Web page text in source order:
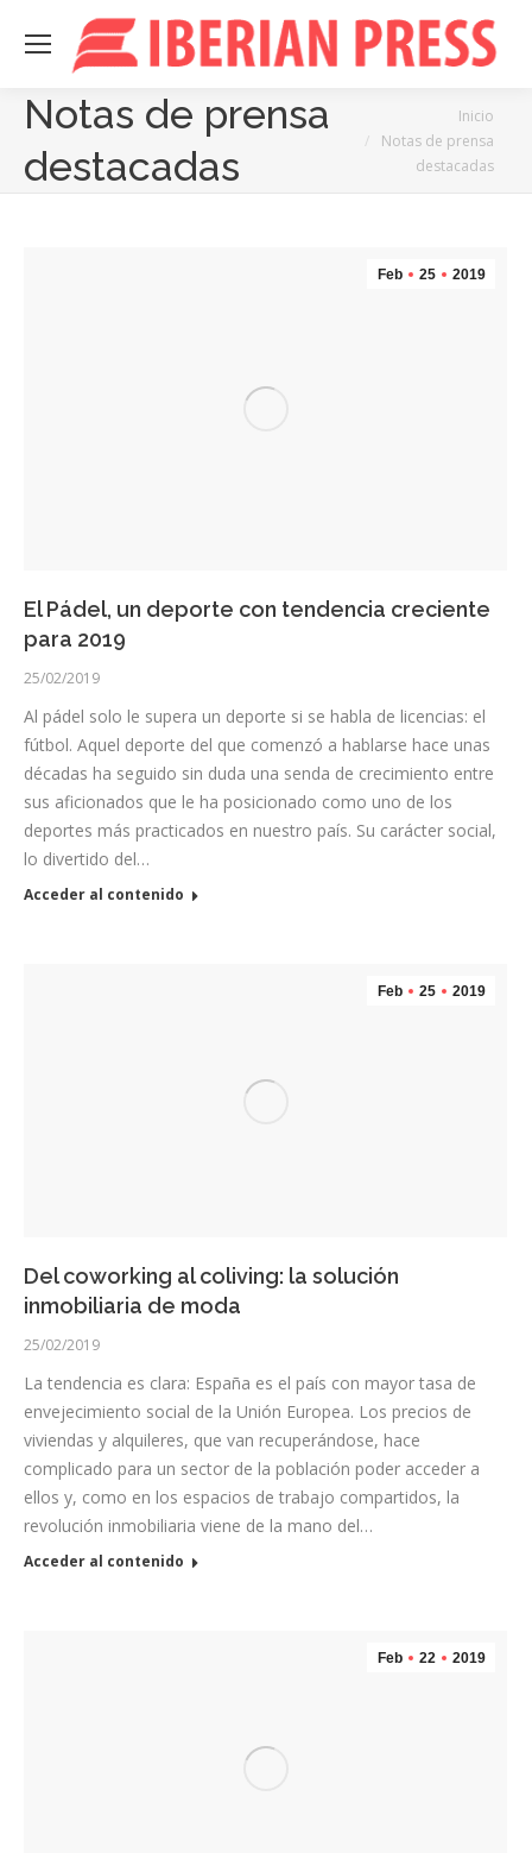
Notas de prensa
destacadas
Inicio
Notas de prensa
destacadas
Feb 25 2019
El Pádel, un deporte con tendencia creciente
para 2019
25/02/2019
Al pádel solo le supera un deporte si se habla de licencias: el
fútbol. Aquel deporte del que comenzó a hablarse hace unas
décadas ha seguido sin duda una senda de crecimiento entre
sus aficionados que le ha posicionado como uno de los
deportes más practicados en nuestro país. Su carácter social,
lo divertido del…
Acceder al contenido
Feb 25 2019
Del coworking al coliving: la solución
inmobiliaria de moda
25/02/2019
La tendencia es clara: España es el país con mayor tasa de
envejecimiento social de la Unión Europea. Los precios de
viviendas y alquileres, que van recuperándose, hace
complicado para un sector de la población poder acceder a
ellos y, como en los espacios de trabajo compartidos, la
revolución inmobiliaria viene de la mano del…
Acceder al contenido
Feb 22 2019